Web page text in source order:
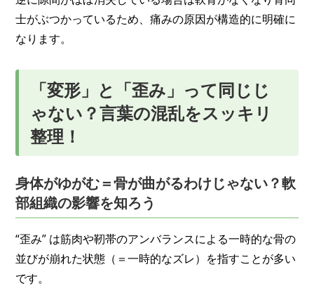
士がぶつかっているため、痛みの原因が構造的に明確に
なります。
「変形」と「歪み」って同じじ
ゃない？言葉の混乱をスッキリ
整理！
身体がゆがむ＝骨が曲がるわけじゃない？軟
部組織の影響を知ろう
“歪み” は筋肉や靭帯のアンバランスによる一時的な骨の
並びが崩れた状態（＝一時的なズレ）を指すことが多い
です。